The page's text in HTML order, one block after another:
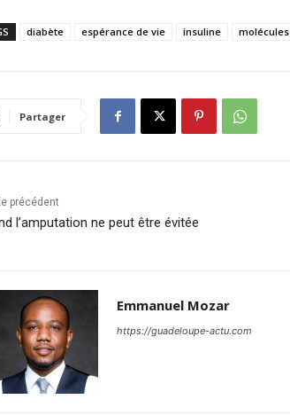
diabète espérance de vie insuline molécules
Partager
précédent
l’amputation ne peut être évitée
Emmanuel Mozar
https://guadeloupe-actu.com